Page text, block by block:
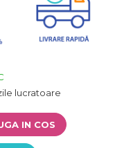
lucratoare
IN COS